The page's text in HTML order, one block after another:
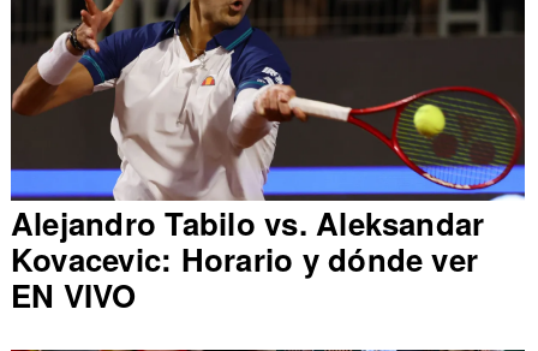
Alejandro Tabilo vs. Aleksandar
Kovacevic: Horario y dónde ver
EN VIVO